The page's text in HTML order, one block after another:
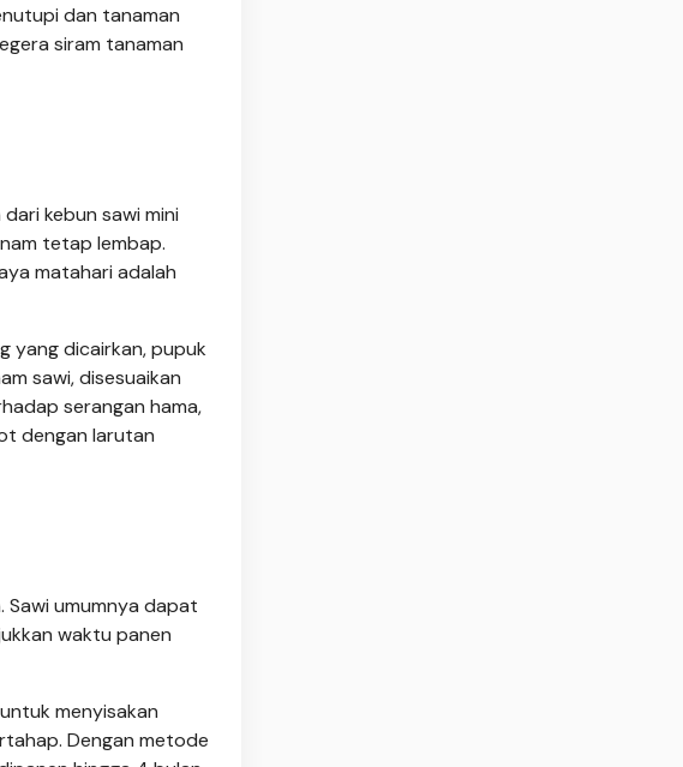
dan tanaman
siram tanaman
kebun sawi mini
tetap lembap.
matahari adalah
yang dicairkan, pupuk
sawi, disesuaikan
serangan hama,
dengan larutan
Sawi umumnya dapat
waktu panen
menyisakan
Dengan metode